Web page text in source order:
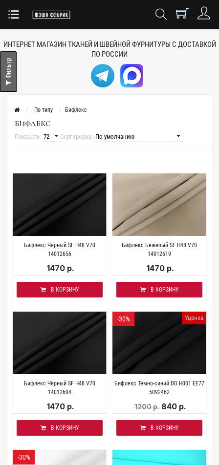
ИНТЕРНЕТ МАГАЗИН ТКАНЕЙ И ШВЕЙНОЙ ФУРНИТУРЫ С ДОСТАВКОЙ
ПО РОССИИ
По типу Бифлекс
БИФЛЕКС
Показать: Сортировка:
Бифлекс Чёрный SF H48 V70
14012656
1470 р.
В КОРЗИНУ
Бифлекс Бежевый SF H48 V70
14012619
1470 р.
В КОРЗИНУ
Бифлекс Чёрный SF H48 V70
14012604
1470 р.
В КОРЗИНУ
Уценка
-30%
Бифлекс Темно-синий DD H001 EE77
5092462
1200 р. 840 р.
В КОРЗИНУ
-30%
Фильтр